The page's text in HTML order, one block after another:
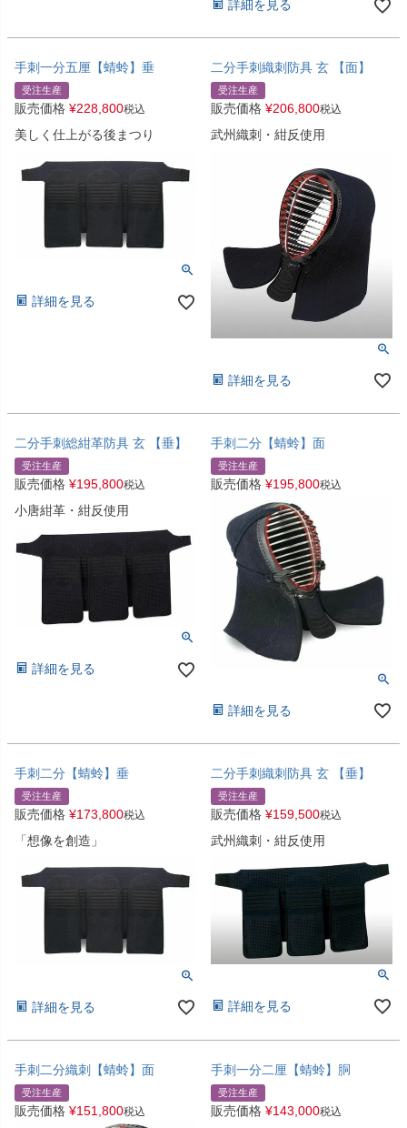
詳細を見る
手刺一分五厘【蜻蛉】垂
受注生産
販売価格 ¥228,800税込
美しく仕上がる後まつり
詳細を見る
二分手刺織刺防具 玄 【面】
受注生産
販売価格 ¥206,800税込
武州織刺・紺反使用
詳細を見る
二分手刺総紺革防具 玄 【垂】
受注生産
販売価格 ¥195,800税込
小唐紺革・紺反使用
詳細を見る
手刺二分【蜻蛉】面
受注生産
販売価格 ¥195,800税込
詳細を見る
手刺二分【蜻蛉】垂
受注生産
販売価格 ¥173,800税込
「想像を創造」
詳細を見る
二分手刺織刺防具 玄 【垂】
受注生産
販売価格 ¥159,500税込
武州織刺・紺反使用
詳細を見る
手刺二分織刺【蜻蛉】面
受注生産
販売価格 ¥151,800税込
手刺一分二厘【蜻蛉】胴
受注生産
販売価格 ¥143,000税込